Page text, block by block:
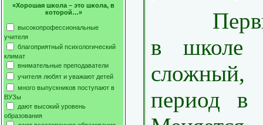
«Хорошая школа – это школа, в
которой…»
высокопрофессиональные
учителя
благоприятный психологический
климат
внимательные преподаватели
учителя любят и уважают детей
много выпускников поступают в
ВУЗы
дают высокий уровень
образования
Первый
в школе
период в